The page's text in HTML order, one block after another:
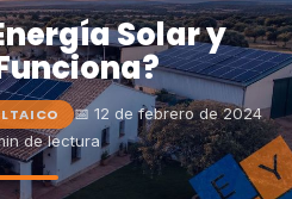
Solar y
📅 12 de febrero de 2024
de lectura